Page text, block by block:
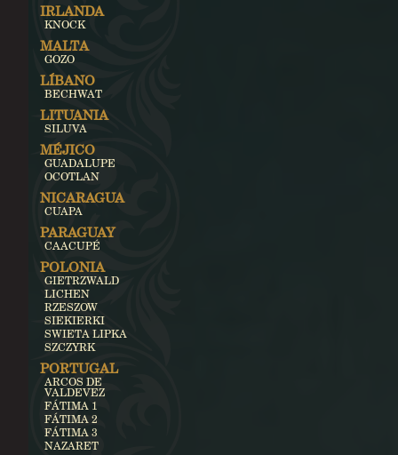
IRLANDA
KNOCK
MALTA
GOZO
LÍBANO
BECHWAT
LITUANIA
SILUVA
MÉJICO
GUADALUPE
OCOTLAN
NICARAGUA
CUAPA
PARAGUAY
CAACUPÉ
POLONIA
GIETRZWALD
LICHEN
RZESZOW
SIEKIERKI
SWIETA LIPKA
SZCZYRK
PORTUGAL
ARCOS DE
VALDEVEZ
FÁTIMA 1
FÁTIMA 2
FÁTIMA 3
NAZARET